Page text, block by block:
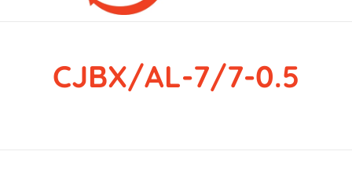
CYP Trading
Professionelle Ersatzteilbeschaffung
CJBX/AL-7/7-0.5